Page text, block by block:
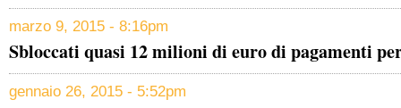
marzo 9, 2015 - 8:16pm
Sbloccati quasi 12 milioni di euro di pagamenti
gennaio 26, 2015 - 5:52pm